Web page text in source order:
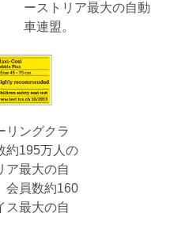
ーストリア最大の自動
車連盟。
リングクラ
約195万人の
ア最大の自
会員数約160
ス最大の自